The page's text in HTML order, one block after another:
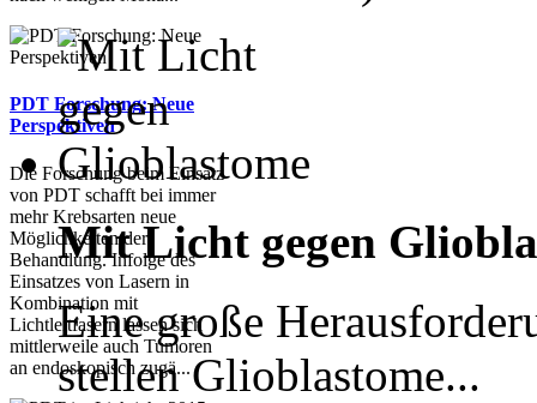
PDT Forschung: Neue
Perspektiven
Die Forschung beim Einsatz
von PDT schafft bei immer
mehr Krebsarten neue
Möglichkeiten der
Behandlung. Infolge des
Einsatzes von Lasern in
Kombination mit
Lichtleitfasern lassen sich
mittlerweile auch Tumoren
an endoskopisch zugä...
Mit Licht gegen
Eine große
stellen Glioblastome...